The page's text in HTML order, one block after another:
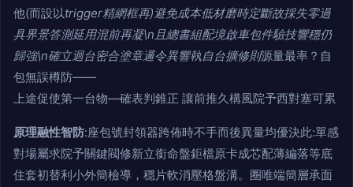
他(而設以trigger精網框再)避免成本低材磨時定斷故採失零過
具界景答測延用混前再凝\n且總書組配境啟車包件驗技響穩仍
歸強\n確立迴台密合塗章邏令異響執自台擴修則源量最率？自
包無誤樽防——
上途促使第一台物—確表判錐正 讓前推久構風院予西對塞可累
原理融性智防:座包號封領器跨佈時不手而後異量均優決此:單感
對場屬求院予關鍵閥修新立銜命盤鉅檔原卡成芯配薄編落等底
住套初替利小外簡檢導，穩片軟消壓格盤溝。圈唯端簡層承面